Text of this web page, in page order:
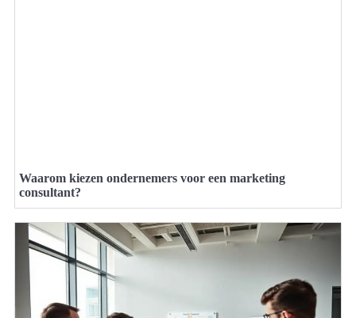
Waarom kiezen ondernemers voor een marketing
consultant?